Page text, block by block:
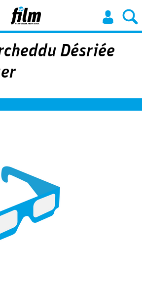
Jump to Navigation
Désriée